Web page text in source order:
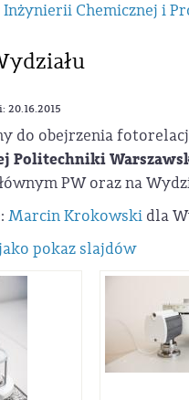
Inżynierii Chemicznej i
20.16.2015
do obejrzenia
Politechniki
PW oraz na
Marcin Krokowski dla
pokaz slajdów